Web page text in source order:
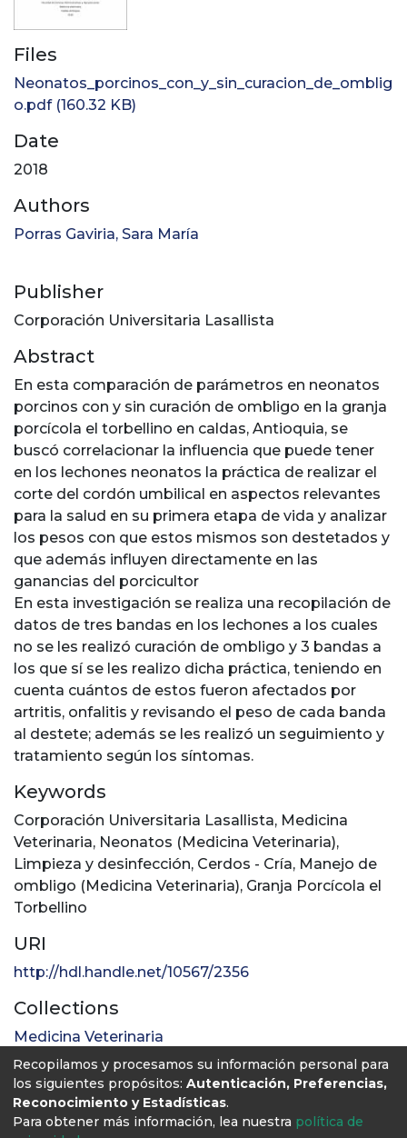
Files
Neonatos_porcinos_con_y_sin_curacion_de_omblig
o.pdf(160.32 KB)
Date
2018
Authors
Porras Gaviria, Sara María
Publisher
Corporación Universitaria Lasallista
Abstract
En esta comparación de parámetros en neonatos
porcinos con y sin curación de ombligo en la granja
porcícola el torbellino en caldas, Antioquia, se
buscó correlacionar la influencia que puede tener
en los lechones neonatos la práctica de realizar el
corte del cordón umbilical en aspectos relevantes
para la salud en su primera etapa de vida y analizar
los pesos con que estos mismos son destetados y
que además influyen directamente en las
ganancias del porcicultor
En esta investigación se realiza una recopilación de
datos de tres bandas en los lechones a los cuales
no se les realizó curación de ombligo y 3 bandas a
los que sí se les realizo dicha práctica, teniendo en
cuenta cuántos de estos fueron afectados por
artritis, onfalitis y revisando el peso de cada banda
al destete; además se les realizó un seguimiento y
tratamiento según los síntomas.
Keywords
Corporación Universitaria Lasallista, Medicina
Veterinaria, Neonatos (Medicina Veterinaria),
Limpieza y desinfección, Cerdos - Cría, Manejo de
ombligo (Medicina Veterinaria), Granja Porcícola el
Torbellino
URI
http://hdl.handle.net/10567/2356
Collections
Medicina Veterinaria
Full item page
Recopilamos y procesamos su información personal para
los siguientes propósitos: Autenticación, Preferencias,
Reconocimiento y Estadísticas.
Para obtener más información, lea nuestra política de